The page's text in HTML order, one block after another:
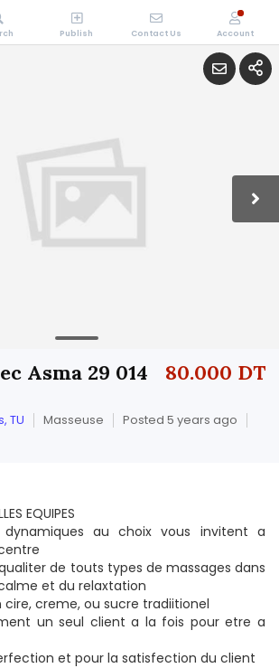
80.000 DT
Asma 29 014
TU Masseuse
Posted 5 years ago
EQUIPES
dynamiques au choix vous invitent a
de touts types de massages dans
et du relaxtation
creme, ou sucre tradiitionel
un seul client a la fois pour etre a
et pour la satisfection du client
Publish Contact Us Account